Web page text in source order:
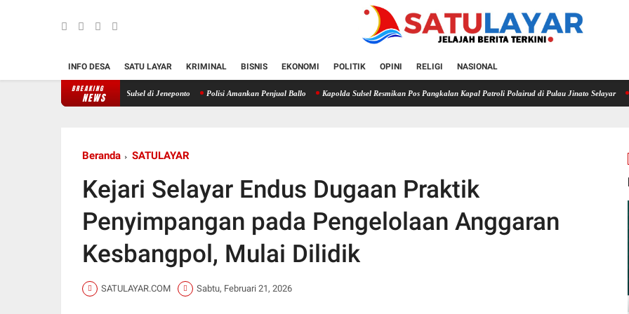
INFO DESA SATU LAYAR KRIMINAL BISNIS EKONOMI POLITIK OPINI RELIGI NASIONAL
BREAKING
NEWS
RAPI Daerah 24 Sulsel di Jeneponto Polisi Amankan Penjual Ballo Kapolda Sulsel Resmikan Pos Pangkalan Kapal Patroli Polairud di Pulau Jinato Selayar Pencuri
Beranda SATULAYAR
Kejari Selayar Endus Dugaan Praktik
Penyimpangan pada Pengelolaan Anggaran
Kesbangpol, Mulai Dilidik
SATULAYAR.COM Sabtu, Februari 21, 2026